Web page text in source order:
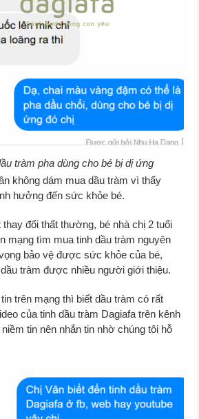
tràm pha dùng cho bé bị dị ứng
không dám mua dầu tràm vì thấy
hưởng đến sức khỏe bé.
thay đổi thất thường, bé nhà chị 2 tuổi
mạng tìm mua tinh dầu tràm nguyên
bảo vệ được sức khỏe của bé,
tràm được nhiều người giới thiệu.
trên mạng thì biết dầu tràm có rất
của tinh dầu tràm Dagiafa trên kênh
tin nên nhắn tin nhờ chúng tôi hỗ